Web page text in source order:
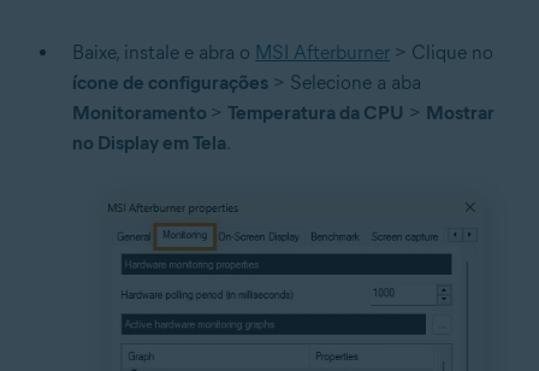
Baixe, instale e abra o MSI Afterburner > Clique no
ícone de configurações > Selecione a aba
Monitoramento > Temperatura da CPU > Mostrar
no Display em Tela.